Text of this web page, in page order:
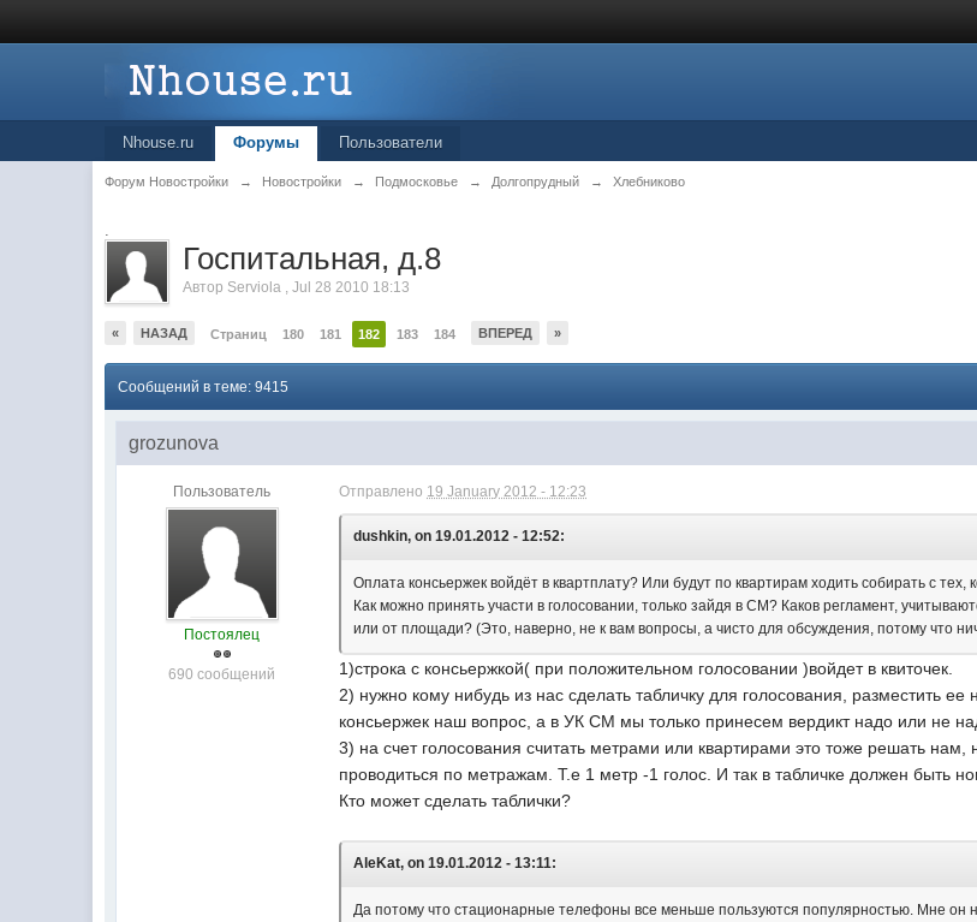
Nhouse.ru Форумы Пользователи
Форум Новостройки → Новостройки → Подмосковье → Долгопрудный → Хлебниково
.
Госпитальная, д.8
Автор Serviola ,Jul 28 2010 18:13
« НАЗАД Страниц 180 181 182 183 184 ВПЕРЕД »
Сообщений в теме: 9415
grozunova
Пользователь
Постоялец
690 сообщений
Отправлено 19 January 2012 - 12:23
dushkin, on 19.01.2012 - 12:52:
Оплата консьержек войдёт в квартплату? Или будут по квартирам ходить собирать с тех,
Как можно принять участи в голосовании, только зайдя в СМ? Каков регламент,
или от площади? (Это, наверно, не к вам вопросы, а чисто для обсуждения, потому что
1)строка с консьержкой( при положительном голосовании )войдет в квиточек.
2) нужно кому нибудь из нас сделать табличку для голосования, разместить
консьержек наш вопрос, а в УК СМ мы только принесем вердикт надо или не
3) на счет голосования считать метрами или квартирами это тоже решать
проводиться по метражам. Т.е 1 метр -1 голос. И так в табличке должен быть
Кто может сделать таблички?
AleKat, on 19.01.2012 - 13:11:
Да потому что стационарные телефоны все меньше пользуются популярностью. Мне он